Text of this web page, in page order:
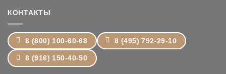
КОНТАКТЫ
8 (800) 100-60-68 8 (495) 792-29-10
8 (916) 150-40-50